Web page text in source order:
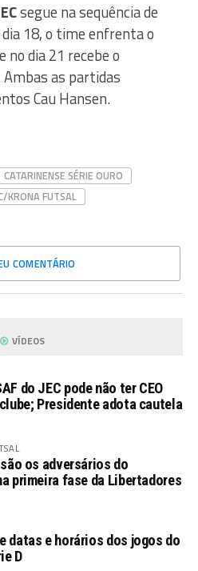
segue na sequência de
18, o time enfrenta o
no dia 21 recebe o
as partidas
Cau Hansen.
CATARINENSE SÉRIE OURO
KRONA FUTSAL
COMENTÁRIO
VÍDEOS
do JEC pode não ter CEO
Presidente adota cautela
os adversários do
primeira fase da Libertadores
datas e horários dos jogos do
D